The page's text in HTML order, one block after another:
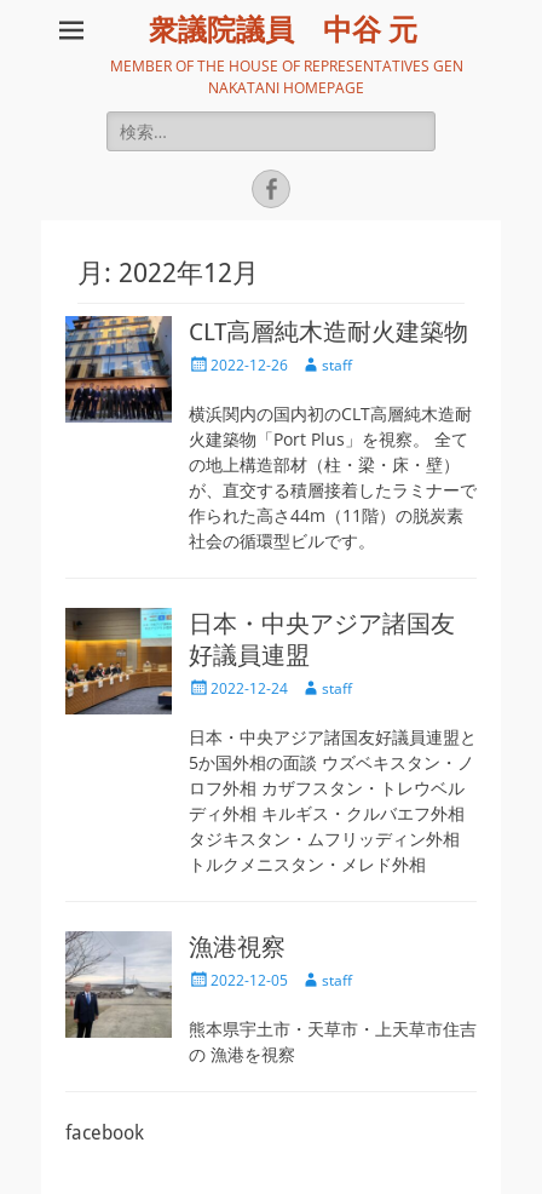
衆議院議員 中谷 元
MEMBER OF THE HOUSE OF REPRESENTATIVES GEN
NAKATANI HOMEPAGE
検
索:
Facebook
月: 2022年12月
CLT高層純木造耐火建築物
投
日
2022-12-26
投
者
staff
横浜関内の国内初のCLT高層純木造耐
火建築物「Port Plus」を視察。 全て
の地上構造部材（柱・梁・床・壁）
が、直交する積層接着したラミナーで
作られた高さ44m（11階）の脱炭素
社会の循環型ビルです。
日本・中央アジア諸国友
好議員連盟
投
日
2022-12-24
投
者
staff
日本・中央アジア諸国友好議員連盟と
5か国外相の面談 ウズベキスタン・ノ
ロフ外相 カザフスタン・トレウベル
ディ外相 キルギス・クルバエフ外相
タジキスタン・ムフリッディン外相
トルクメニスタン・メレド外相
漁港視察
投
日
2022-12-05
投
者
staff
熊本県宇土市・天草市・上天草市住吉
の 漁港を視察
facebook